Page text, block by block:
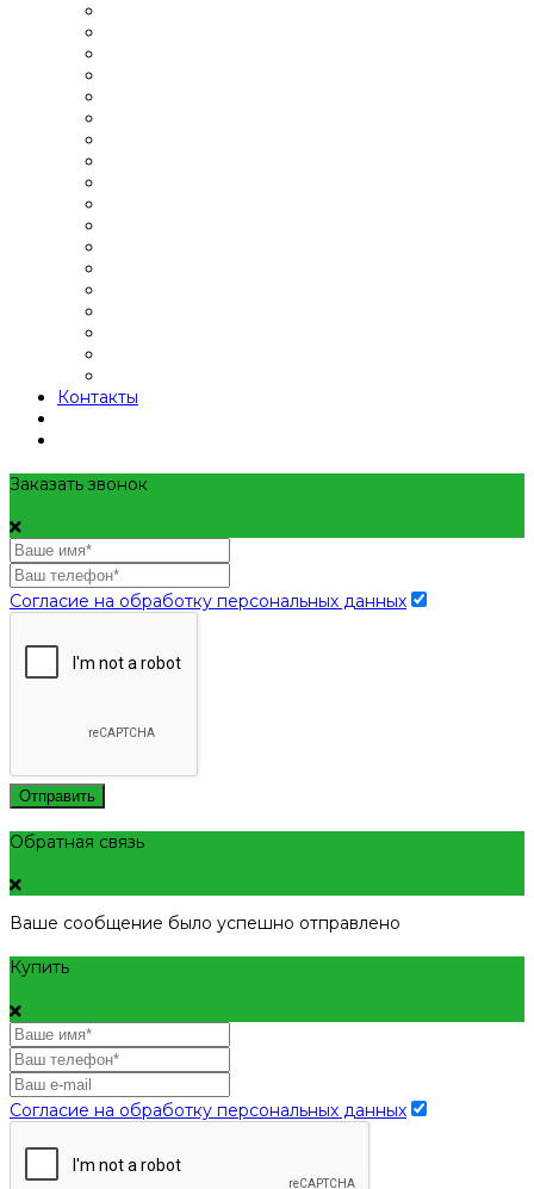
Контакты
Заказать звонок
Согласие на обработку персональных данных
Отправить
Обратная связь
Ваше сообщение было успешно отправлено
Купить
Согласие на обработку персональных данных